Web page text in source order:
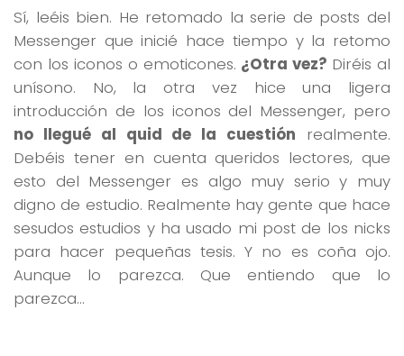
Sí, leéis bien. He retomado la serie de posts del
Messenger que inicié hace tiempo y la retomo
con los iconos o emoticones. ¿Otra vez? Diréis al
unísono. No, la otra vez hice una ligera
introducción de los iconos del Messenger, pero
no llegué al quid de la cuestión realmente.
Debéis tener en cuenta queridos lectores, que
esto del Messenger es algo muy serio y muy
digno de estudio. Realmente hay gente que hace
sesudos estudios y ha usado mi post de los nicks
para hacer pequeñas tesis. Y no es coña ojo.
Aunque lo parezca. Que entiendo que lo
parezca…